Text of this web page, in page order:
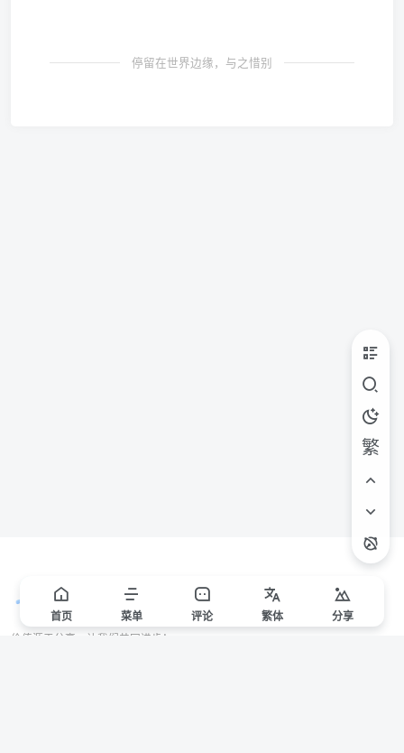
停留在世界边缘，与之惜别
繁
首页 菜单 评论 繁体 分享
价值源于分享，让我们共同进步！